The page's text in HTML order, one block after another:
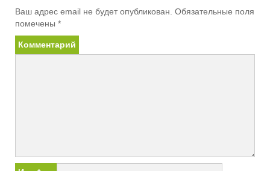
Ваш адрес email не будет опубликован. Обязательные поля
помечены *
Комментарий